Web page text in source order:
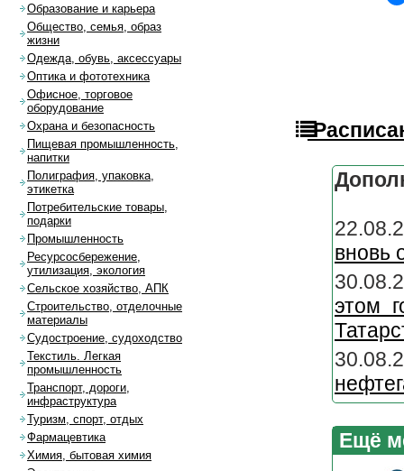
вновь
этом
Ещё
Образование и карьера
Общество, семья, образ
жизни
Одежда, обувь, аксессуары
Оптика и фототехника
Офисное, торговое
оборудование
Охрана и безопасность
Пищевая промышленность,
напитки
Полиграфия, упаковка,
этикетка
Потребительские товары,
подарки
Промышленность
Ресурсосбережение,
утилизация, экология
Сельское хозяйство, АПК
Строительство, отделочные
материалы
Судостроение, судоходство
Текстиль. Легкая
промышленность
Транспорт, дороги,
инфраструктура
Туризм, спорт, отдых
Фармацевтика
Химия, бытовая химия